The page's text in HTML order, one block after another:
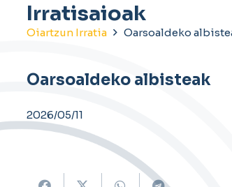
Irratisaioak
Oiartzun Irratia Oarsoaldeko
Oarsoaldeko albisteak
2026/05/11